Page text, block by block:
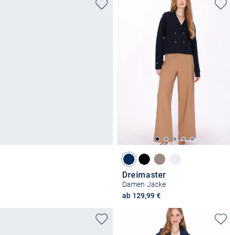
Dreimaster
Damen Jacke
ab 129,99 €